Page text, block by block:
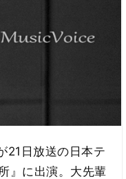
日放送の日本テ
』に出演。大先輩